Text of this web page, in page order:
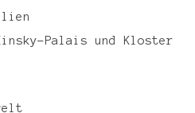
Palais und Kloster